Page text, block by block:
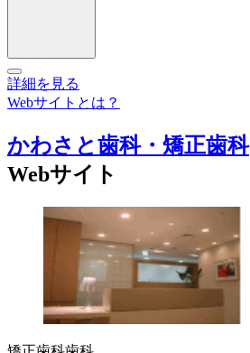
詳細を見る
Webサイトとは？
かわさと歯科・矯正歯科
Webサイト